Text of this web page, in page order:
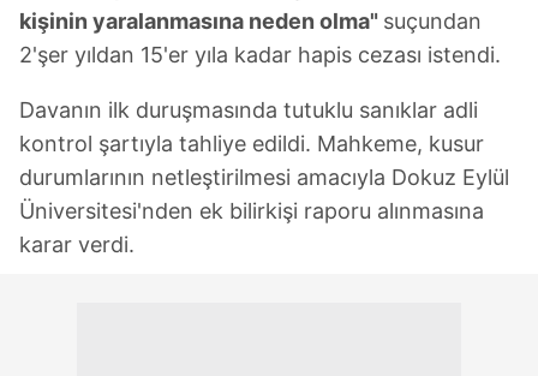
kişinin yaralanmasına neden olma" suçundan
2'şer yıldan 15'er yıla kadar hapis cezası istendi.
Davanın ilk duruşmasında tutuklu sanıklar adli
kontrol şartıyla tahliye edildi. Mahkeme, kusur
durumlarının netleştirilmesi amacıyla Dokuz Eylül
Üniversitesi'nden ek bilirkişi raporu alınmasına
karar verdi.